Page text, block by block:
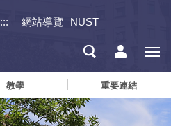
::: 網站導覽 NUST
教學 重要連結